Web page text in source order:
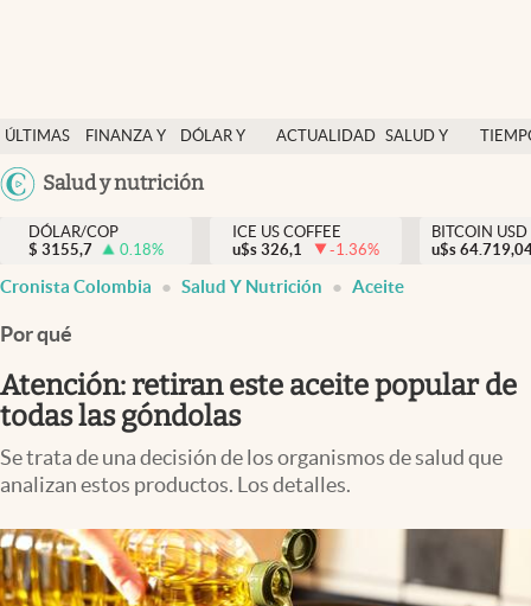
ÚLTIMAS
NOTICIAS
FINANZA Y
DÓLAR Y
ACTUALIDAD SALUD Y
México
Salud y nutrición
Salud y nutrición
Vida espiritual
Actualidad
Colombia
DÓLAR/COP
$ 3155,7 0.18%
ICE US COFFEE
u$s 326,1 -1.36%
BITCOIN USD
u$s
Cronista Colombia Salud Y Nutrición Aceite
Por qué
Atención: retiran este aceite popular de
todas las góndolas
Se trata de una decisión de los organismos de salud que
analizan estos productos. Los detalles.